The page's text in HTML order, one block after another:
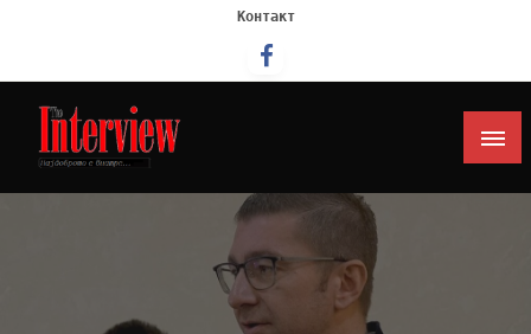
Контакт
Интервју